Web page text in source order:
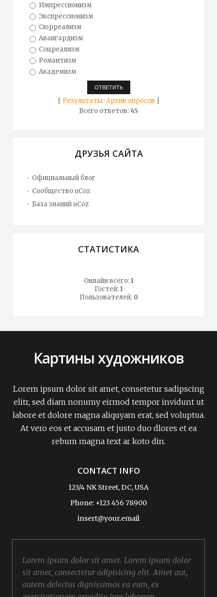
Импрессионизм
Экспрессионизм
Сюрреализм
Авангардизм
Соцреализм
Романтизм
Академизм
[ Результаты·Архив опросов ]
Всего ответов:45
ДРУЗЬЯ САЙТА
Официальный блог
Сообщество uCoz
База знаний uCoz
СТАТИСТИКА
Онлайн всего:1
Гостей:1
Пользователей: 0
Картины художников
Lorem ipsum dolor sit amet, consetetur sadipscing
elitr, sed diam nonumy eirmod tempor invidunt ut
labore et dolore magna aliquyam erat, sed voluptua.
At vero eos et accusam et justo duo dlores et ea
rebum magna text ar koto din.
CONTACT INFO
123/4 NK Street, DC, USA
Phone: +123 456 78900
insert@your.email
Lorem ipsum dolor sit amet. Lorem ipsum dolor
sit amet, consectetur adipisicing elit. Amet aut,
autem delectus dignissimos ea eum, ex